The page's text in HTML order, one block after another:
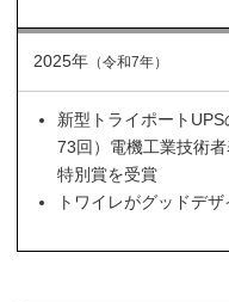
2025年（令和7年）
新型トライポート
73回）電機工業技術
特別賞を受賞
トワイレがグッドデ